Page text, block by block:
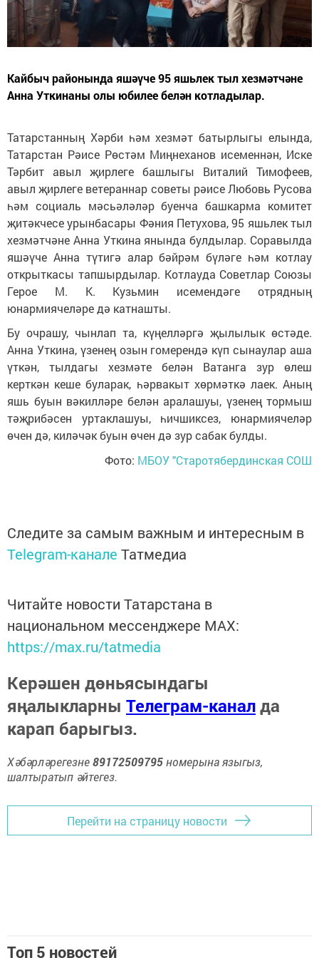
Кайбыч районында яшәүче 95 яшьлек тыл хезмәтчәне
Анна Уткинаны олы юбилее белән котладылар.
Татарстанның Хәрби һәм хезмәт батырлыгы елында,
Татарстан Рәисе Рөстәм Миңнеханов исеменнән, Иске
Тәрбит авыл җирлеге башлыгы Виталий Тимофеев,
авыл җирлеге ветераннар советы рәисе Любовь Русова
һәм социаль мәсьәләләр буенча башкарма комитет
җитәкчесе урынбасары Фәния Пeтухова, 95 яшьлек тыл
хезмәтчәне Анна Уткина янында булдылар. Соравылда
яшәүче Анна түтигә алар бәйрәм бүләге һәм котлау
открыткасы тапшырдылар. Котлауда Советлар Союзы
Герое М. К. Кузьмин исемендәге отрядның
юнармиячеләре дә катнашты.
Бу очрашу, чынлап та, күңелләргә җылылык өстәде.
Анна Уткина, үзенең озын гомерендә күп сынаулар аша
үткән, тылдагы хезмәте белән Ватанга зур өлеш
керткән кеше буларак, һәрвакыт хөрмәткә лаек. Аның
яшь буын вәкилләре белән аралашуы, үзенең тормыш
тәҗрибәсен уртаклашуы, һичшиксез, юнармиячеләр
өчен дә, киләчәк буын өчен дә зур сабак булды.
Фото: МБОУ "Старотябердинская СОШ
Следите за самым важным и интересным в
Telegram-канале Татмедиа
Читайте новости Татарстана в
национальном мессенджере MАХ:
https://max.ru/tatmedia
Керәшен дөньясындагы
яңалыкларны Телеграм-каналда
карап барыгыз.
Хәбәрләрегезне89172509795номерына языгыз,
шалтыратып әйтегез.
Перейти на страницу новости
Топ 5 новостей